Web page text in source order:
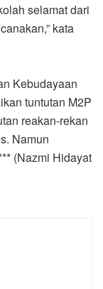
selamat dari
kata
Kebudayaan
tuntutan M2P
reakan-rekan
Namun
(Nazmi Hidayat